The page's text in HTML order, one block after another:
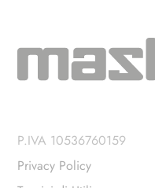
P.IVA 10536760159
Privacy Policy